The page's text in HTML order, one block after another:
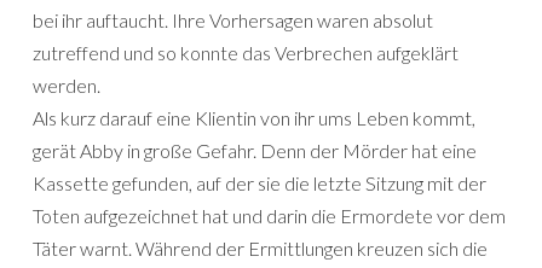
bei ihr auftaucht. Ihre Vorhersagen waren absolut
zutreffend und so konnte das Verbrechen aufgeklärt
werden.
Als kurz darauf eine Klientin von ihr ums Leben kommt,
gerät Abby in große Gefahr. Denn der Mörder hat eine
Kassette gefunden, auf der sie die letzte Sitzung mit der
Toten aufgezeichnet hat und darin die Ermordete vor dem
Täter warnt. Während der Ermittlungen kreuzen sich die